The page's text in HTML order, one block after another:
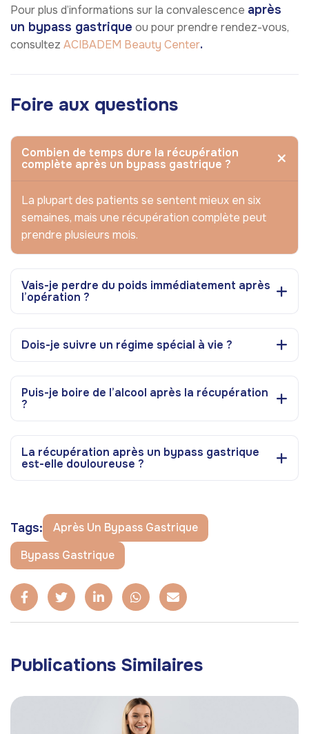
Pour plus d’informations sur la convalescence après
un bypass gastrique ou pour prendre rendez-vous,
consultez ACIBADEM Beauty Center.
Foire aux questions
Combien de temps dure la récupération
complète après un bypass gastrique ?
La plupart des patients se sentent mieux en six
semaines, mais une récupération complète peut
prendre plusieurs mois.
Vais-je perdre du poids immédiatement après
l’opération ?
Dois-je suivre un régime spécial à vie ?
Puis-je boire de l’alcool après la récupération
?
La récupération après un bypass gastrique
est-elle douloureuse ?
Tags:
Après Un Bypass Gastrique
Bypass Gastrique
Publications Similaires